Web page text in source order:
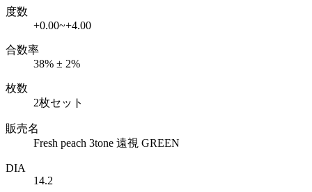
度数
+0.00~+4.00
合数率
38% ± 2%
枚数
2枚セット
販売名
Fresh peach 3tone 遠視 GREEN
DIA
14.2